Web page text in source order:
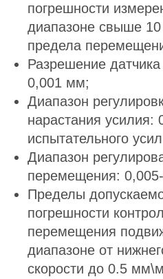
погрешности
диапазоне свыше
предела
Разрешение
0,001 мм;
Диапазон
нарастания усилия:
испытательного
Диапазон
перемещения:
Пределы
погрешности
перемещения
диапазоне от
скорости до 0.5